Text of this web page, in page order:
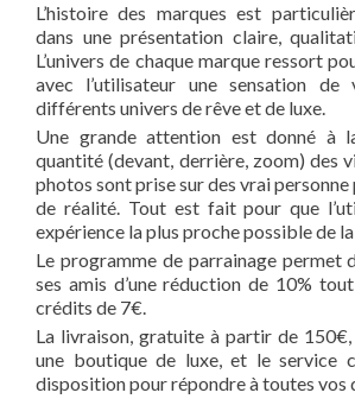
L’histoire des marques est
dans une présentation claire,
L’univers de chaque marque ressort
avec l’utilisateur une sensation de
différents univers de rêve et de luxe.
Une grande attention est donné à
quantité (devant, derrière, zoom) des
photos sont prise sur des vrai
de réalité. Tout est fait pour que
expérience la plus proche possible de
Le programme de parrainage permet
ses amis d’une réduction de 10%
crédits de 7€.
La livraison, gratuite à partir de
une boutique de luxe, et le service
disposition pour répondre à toutes vos